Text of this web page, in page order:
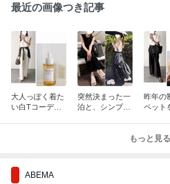
最近の画像つき記事
大人っぽく着た
い白Tコーデ
突然決まった一
泊と、シンプル
昨年の
ペット
ラー
もっと見る
ABEMA